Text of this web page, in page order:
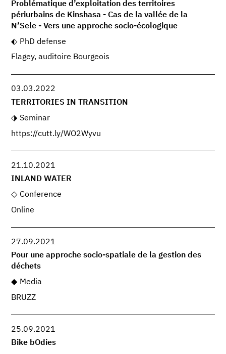
Problématique d’exploitation des territoires
périurbains de Kinshasa - Cas de la vallée de la
N’Sele - Vers une approche socio-écologique
PhD defense
Flagey, auditoire Bourgeois
03.03.2022
TERRITORIES IN TRANSITION
Seminar
https://cutt.ly/WO2Wyvu
21.10.2021
INLAND WATER
Conference
Online
27.09.2021
Pour une approche socio-spatiale de la gestion des
déchets
Media
BRUZZ
25.09.2021
Bike bOdies